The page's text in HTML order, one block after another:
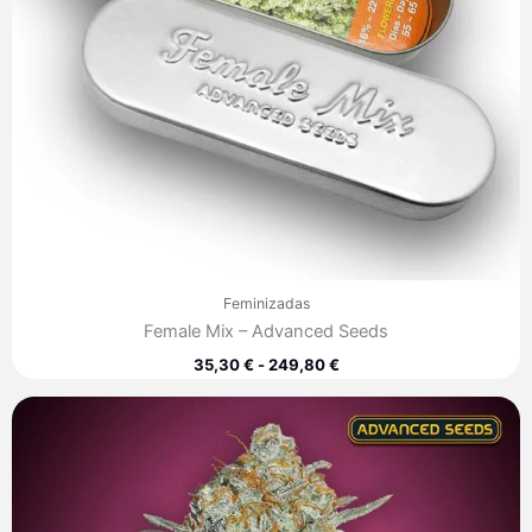
Feminizadas
Female Mix – Advanced Seeds
35,30€ - 249,80€
de
precios:
desde
7,60 €
hasta
220,00 €